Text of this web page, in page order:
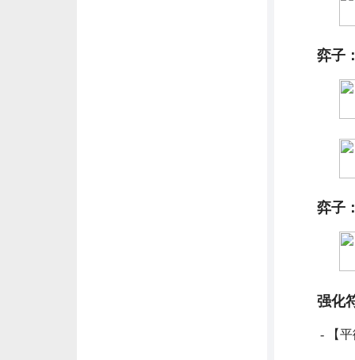
弈子
弈子
强化
- 【